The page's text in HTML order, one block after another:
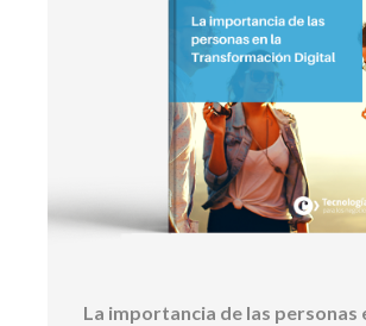
La importancia de las personas